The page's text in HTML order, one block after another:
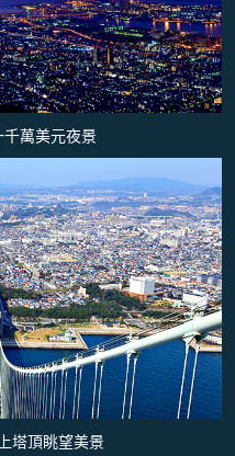
萬美元夜景
塔頂眺望美景